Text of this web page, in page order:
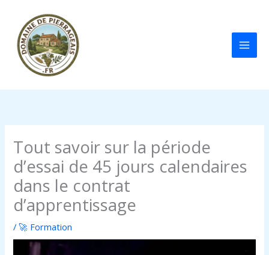
contenu
Tout savoir sur la période
d’essai de 45 jours calendaires
dans le contrat
d’apprentissage
/ 🚀 Formation